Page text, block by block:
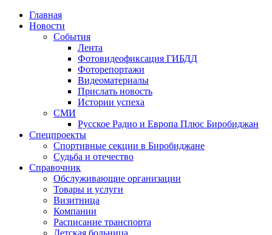
Главная
Новости
События
Лента
Фотовидеофиксация ГИБДД
Фоторепортажи
Видеоматериалы
Прислать новость
Истории успеха
СМИ
Русское Радио и Европа Плюс Биробиджан
Спецпроекты
Спортивные секции в Биробиджане
Судьба и отечество
Справочник
Обслуживающие организации
Товары и услуги
Визитница
Компании
Расписание транспорта
Детская больница